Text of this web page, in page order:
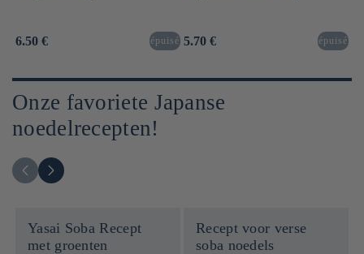
Normale
6.50 € épuisé Normale
5.70 € épuisé
Onze favoriete Japanse
noedelrecepten!
Yasai Soba Recept
met groenten
Recept voor verse
soba noedels